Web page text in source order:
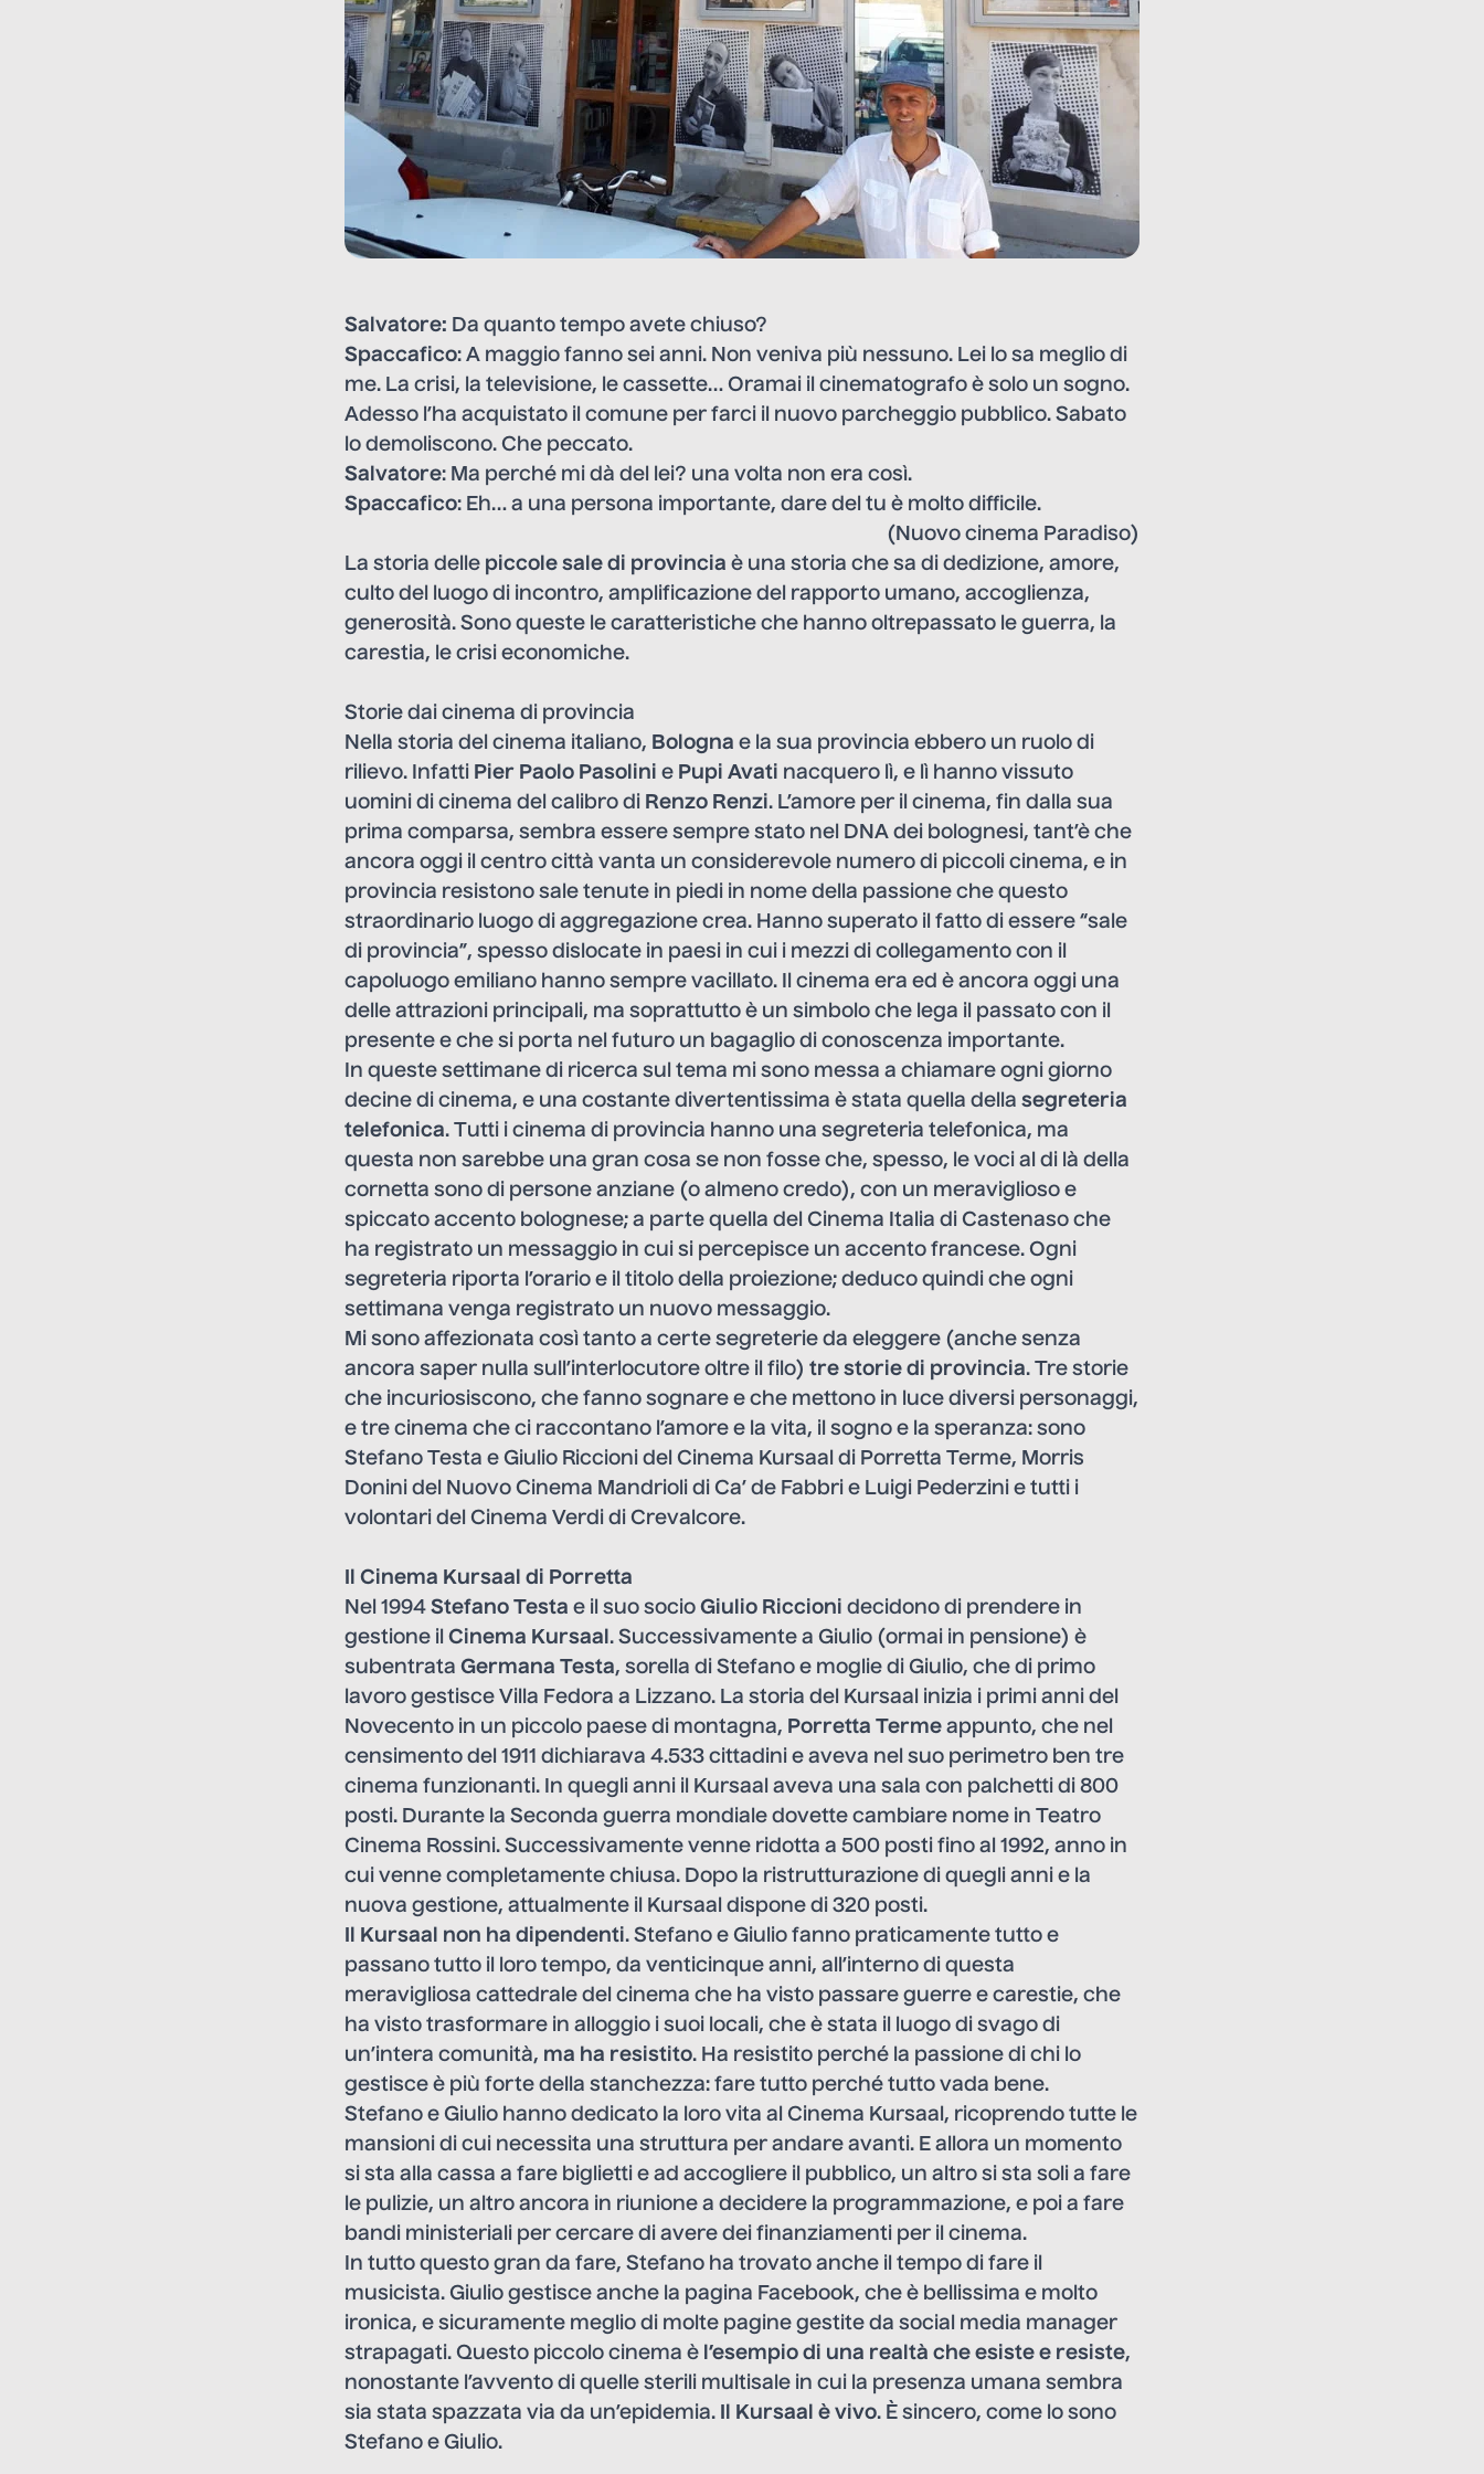
Salvatore: Da quanto tempo avete chiuso?
Spaccafico: A maggio fanno sei anni. Non veniva più nessuno. Lei lo sa meglio di
me. La crisi, la televisione, le cassette… Oramai il cinematografo è solo un sogno.
Adesso l’ha acquistato il comune per farci il nuovo parcheggio pubblico. Sabato
lo demoliscono. Che peccato.
Salvatore: Ma perché mi dà del lei? una volta non era così.
Spaccafico: Eh… a una persona importante, dare del tu è molto difficile.
(Nuovo cinema Paradiso)
La storia delle piccole sale di provincia è una storia che sa di dedizione, amore,
culto del luogo di incontro, amplificazione del rapporto umano, accoglienza,
generosità. Sono queste le caratteristiche che hanno oltrepassato le guerra, la
carestia, le crisi economiche.
Storie dai cinema di provincia
Nella storia del cinema italiano, Bologna e la sua provincia ebbero un ruolo di
rilievo. Infatti Pier Paolo Pasolini e Pupi Avati nacquero lì, e lì hanno vissuto
uomini di cinema del calibro di Renzo Renzi. L’amore per il cinema, fin dalla sua
prima comparsa, sembra essere sempre stato nel DNA dei bolognesi, tant’è che
ancora oggi il centro città vanta un considerevole numero di piccoli cinema, e in
provincia resistono sale tenute in piedi in nome della passione che questo
straordinario luogo di aggregazione crea. Hanno superato il fatto di essere “sale
di provincia”, spesso dislocate in paesi in cui i mezzi di collegamento con il
capoluogo emiliano hanno sempre vacillato. Il cinema era ed è ancora oggi una
delle attrazioni principali, ma soprattutto è un simbolo che lega il passato con il
presente e che si porta nel futuro un bagaglio di conoscenza importante.
In queste settimane di ricerca sul tema mi sono messa a chiamare ogni giorno
decine di cinema, e una costante divertentissima è stata quella della segreteria
telefonica. Tutti i cinema di provincia hanno una segreteria telefonica, ma
questa non sarebbe una gran cosa se non fosse che, spesso, le voci al di là della
cornetta sono di persone anziane (o almeno credo), con un meraviglioso e
spiccato accento bolognese; a parte quella del Cinema Italia di Castenaso che
ha registrato un messaggio in cui si percepisce un accento francese. Ogni
segreteria riporta l’orario e il titolo della proiezione; deduco quindi che ogni
settimana venga registrato un nuovo messaggio.
Mi sono affezionata così tanto a certe segreterie da eleggere (anche senza
ancora saper nulla sull’interlocutore oltre il filo) tre storie di provincia. Tre storie
che incuriosiscono, che fanno sognare e che mettono in luce diversi personaggi,
e tre cinema che ci raccontano l’amore e la vita, il sogno e la speranza: sono
Stefano Testa e Giulio Riccioni del Cinema Kursaal di Porretta Terme, Morris
Donini del Nuovo Cinema Mandrioli di Ca’ de Fabbri e Luigi Pederzini e tutti i
volontari del Cinema Verdi di Crevalcore.
Il Cinema Kursaal di Porretta
Nel 1994 Stefano Testa e il suo socio Giulio Riccioni decidono di prendere in
gestione il Cinema Kursaal . Successivamente a Giulio (ormai in pensione) è
subentrata Germana Testa, sorella di Stefano e moglie di Giulio, che di primo
lavoro gestisce Villa Fedora a Lizzano. La storia del Kursaal inizia i primi anni del
Novecento in un piccolo paese di montagna, Porretta Terme appunto, che nel
censimento del 1911 dichiarava 4.533 cittadini e aveva nel suo perimetro ben tre
cinema funzionanti. In quegli anni il Kursaal aveva una sala con palchetti di 800
posti. Durante la Seconda guerra mondiale dovette cambiare nome in Teatro
Cinema Rossini. Successivamente venne ridotta a 500 posti fino al 1992, anno in
cui venne completamente chiusa. Dopo la ristrutturazione di quegli anni e la
nuova gestione, attualmente il Kursaal dispone di 320 posti.
Il Kursaal non ha dipendenti. Stefano e Giulio fanno praticamente tutto e
passano tutto il loro tempo, da venticinque anni, all’interno di questa
meravigliosa cattedrale del cinema che ha visto passare guerre e carestie, che
ha visto trasformare in alloggio i suoi locali, che è stata il luogo di svago di
un’intera comunità, ma ha resistito. Ha resistito perché la passione di chi lo
gestisce è più forte della stanchezza: fare tutto perché tutto vada bene.
Stefano e Giulio hanno dedicato la loro vita al Cinema Kursaal, ricoprendo tutte le
mansioni di cui necessita una struttura per andare avanti. E allora un momento
si sta alla cassa a fare biglietti e ad accogliere il pubblico, un altro si sta soli a fare
le pulizie, un altro ancora in riunione a decidere la programmazione, e poi a fare
bandi ministeriali per cercare di avere dei finanziamenti per il cinema.
In tutto questo gran da fare, Stefano ha trovato anche il tempo di fare il
musicista. Giulio gestisce anche la pagina Facebook, che è bellissima e molto
ironica, e sicuramente meglio di molte pagine gestite da social media manager
strapagati. Questo piccolo cinema è l’esempio di una realtà che esiste e resiste,
nonostante l’avvento di quelle sterili multisale in cui la presenza umana sembra
sia stata spazzata via da un’epidemia.
Il Kursaal è vivo. È sincero, come lo sono
Stefano e Giulio.